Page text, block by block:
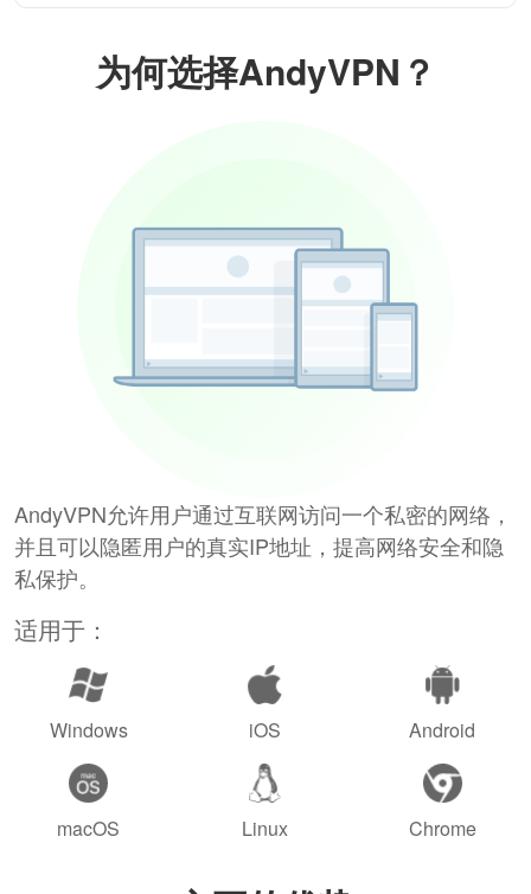
为何选择AndyVPN？
AndyVPN允许用户通过互联网访问一个私密的网络，
并且可以隐匿用户的真实IP地址，提高网络安全和隐
私保护。
适用于：
Windows iOS Android
macOS Linux Chrome